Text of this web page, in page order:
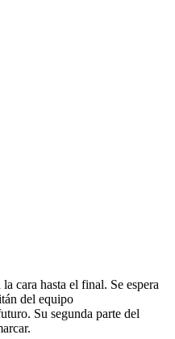
cara hasta el final. Se espera
del equipo
Su segunda parte del